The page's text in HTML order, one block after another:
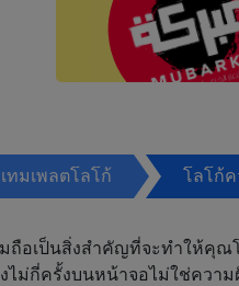
เทมเพลตโลโก้ โลโก้
ถือเป็นสิ่งสำคัญที่จะทำให้คุณ
งไม่กี่ครั้งบนหน้าจอไม่ใช่คว